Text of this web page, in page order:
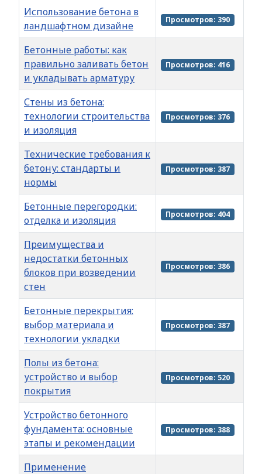
Использование бетона в
ландшафтном дизайне
Просмотров: 390
Бетонные работы: как
правильно заливать бетон
и укладывать арматуру
Просмотров: 416
Стены из бетона:
технологии строительства
и изоляция
Просмотров: 376
Технические требования к
бетону: стандарты и
нормы
Просмотров: 387
Бетонные перегородки:
отделка и изоляция
Просмотров: 404
Преимущества и
недостатки бетонных
блоков при возведении
стен
Просмотров: 386
Бетонные перекрытия:
выбор материала и
технологии укладки
Просмотров: 387
Полы из бетона:
устройство и выбор
покрытия
Просмотров: 520
Устройство бетонного
фундамента: основные
этапы и рекомендации
Просмотров: 388
Применение